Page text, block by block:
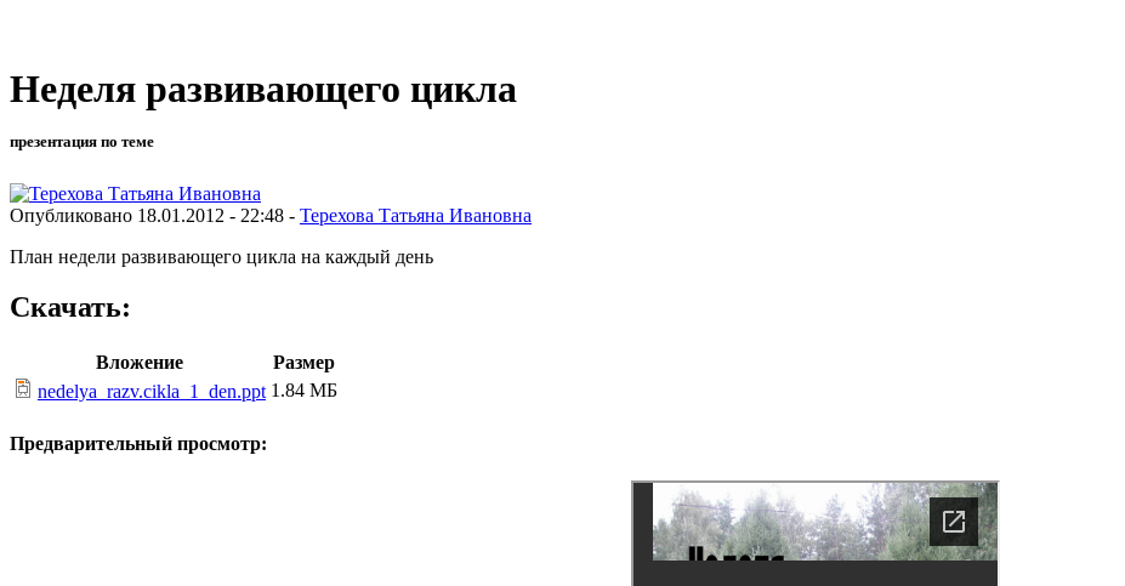
Неделя развивающего цикла
презентация по теме
Опубликовано 18.01.2012 - 22:48 - Терехова Татьяна Ивановна
План недели развивающего цикла на каждый день
Скачать:
Вложение
Размер
nedelya_razv.cikla_1_den.ppt 1.84 МБ
Предварительный просмотр: